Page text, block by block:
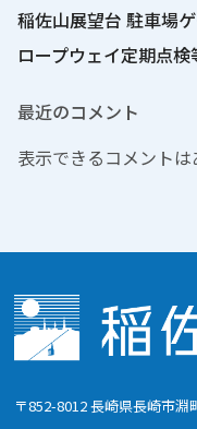
稲佐山展望台 駐車場
ロープウェイ定期点
最近のコメント
表示できるコメントは
〒852-8012 長崎県長崎市淵